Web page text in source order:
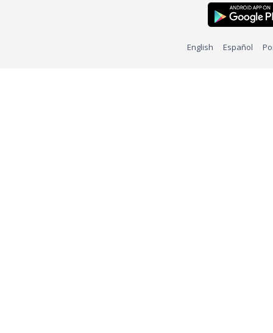
English Español